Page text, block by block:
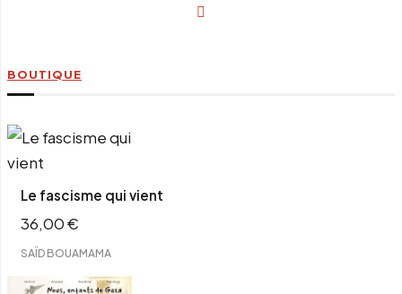
BOUTIQUE
Le fascisme qui vient
36,00€
SAÏD BOUAMAMA